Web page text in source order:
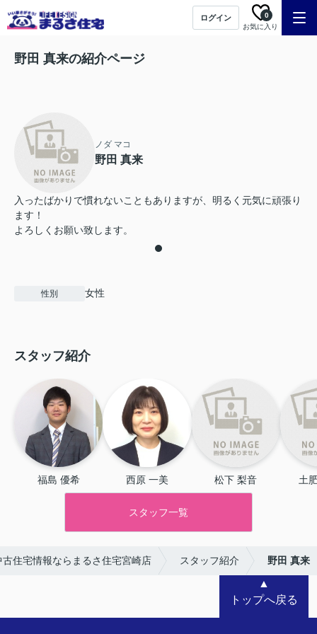
ログイン
お気に入り
0
野田 真来の紹介ページ
ノダ マコ
野田 真来
入ったばかりで慣れないこともありますが、明るく元気に頑張り
ます！
よろしくお願い致します。
性別 女性
スタッフ紹介
福島 優希 西原 一美 松下 梨音 土
スタッフ一覧
住宅情報ならまるさ住宅宮崎店 スタッフ紹介 野田 真来
▲
トップへ戻る